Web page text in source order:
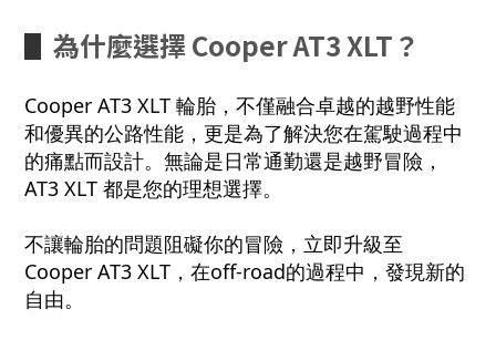
▋ 為什麼選擇 Cooper AT3 XLT？
Cooper AT3 XLT 輪胎，不僅融合卓越的越野性能
和優異的公路性能，更是為了解決您在駕駛過程中
的痛點而設計。無論是日常通勤還是越野冒險，
AT3 XLT 都是您的理想選擇。
不讓輪胎的問題阻礙你的冒險，立即升級至
Cooper AT3 XLT，在off-road的過程中，發現新的
自由。